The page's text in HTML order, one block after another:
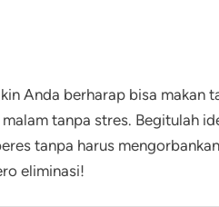
Anda berharap bisa makan
tanpa stres. Begitulah
tanpa harus
eliminasi!